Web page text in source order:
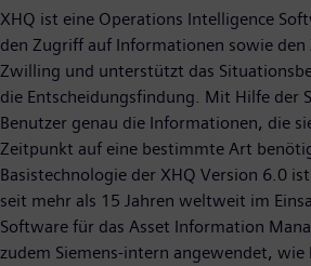
XHQ ist eine Operations Intelligence
den Zugriff auf Informationen sowie
Zwilling und unterstützt das
die Entscheidungsfindung. Mit Hilfe der
Benutzer genau die Informationen, die
Zeitpunkt auf eine bestimmte Art
Basistechnologie der XHQ Version 6.0
seit mehr als 15 Jahren weltweit im
Software für das Asset Information
zudem Siemens-intern angewendet, wie